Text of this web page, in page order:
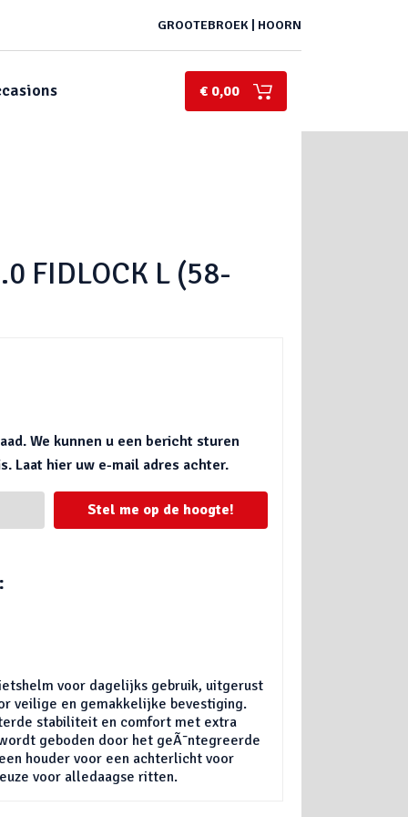
GROOTEBROEK | HOORN
€ 0,00
FIDLOCK L (58-
We kunnen u een bericht sturen
Laat hier uw e-mail adres achter.
Stel me op de hoogte!
voor dagelijks gebruik, uitgerust
veilige en gemakkelijke bevestiging.
stabiliteit en comfort met extra
geboden door het geÃ¯ntegreerde
houder voor een achterlicht voor
voor alledaagse ritten.